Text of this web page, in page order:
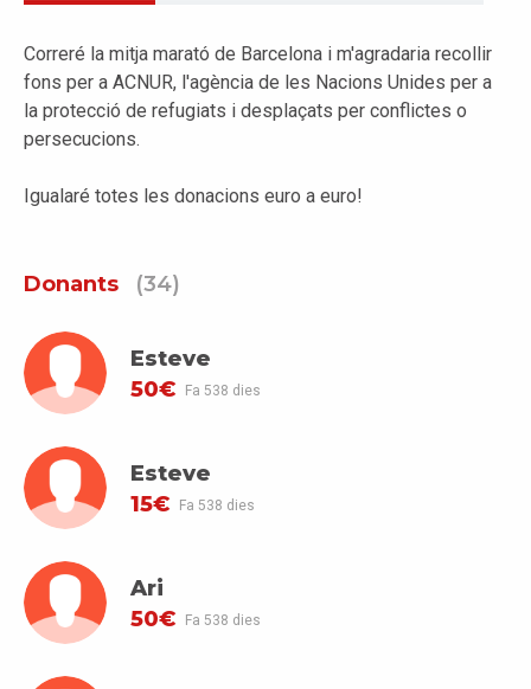
Correré la mitja marató de Barcelona i m'agradaria recollir
fons per a ACNUR, l'agència de les Nacions Unides per a
la protecció de refugiats i desplaçats per conflictes o
persecucions.
Igualaré totes les donacions euro a euro!
Donants (34)
Esteve
50€
Fa 538 dies
Esteve
15€
Fa 538 dies
Ari
50€
Fa 538 dies